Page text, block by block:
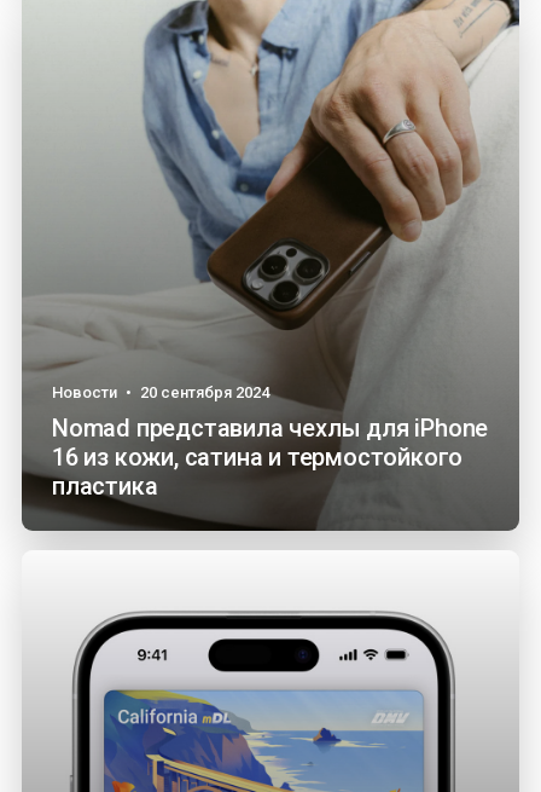
Новости • 20 сентября 2024
Nomad представила чехлы для iPhone
16 из кожи, сатина и термостойкого
пластика